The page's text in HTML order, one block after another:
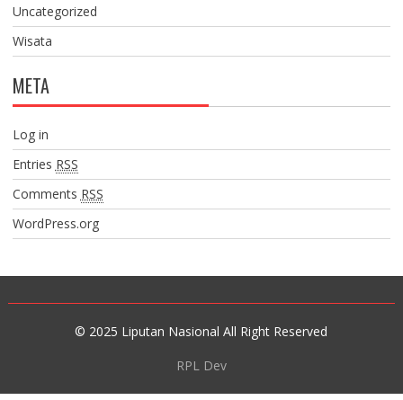
Uncategorized
Wisata
META
Log in
Entries RSS
Comments RSS
WordPress.org
© 2025 Liputan Nasional All Right Reserved
RPL Dev